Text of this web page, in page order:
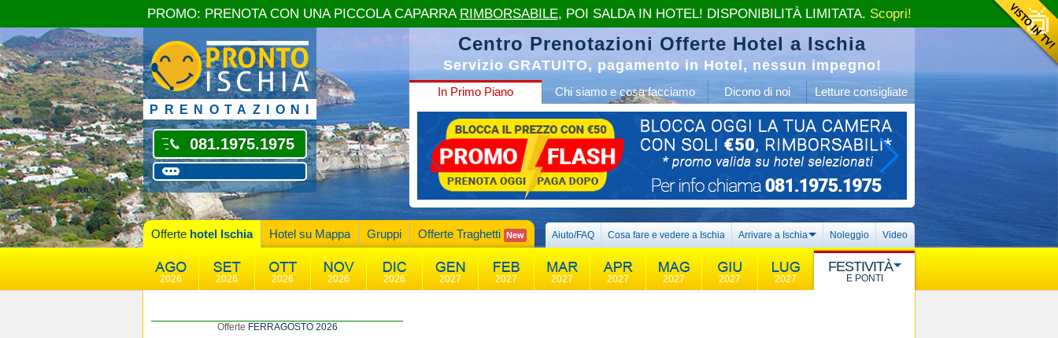
PRENOTAZIONI
081.1975.1975
Centro Prenotazioni Offerte Hotel a Ischia
Servizio GRATUITO, pagamento in Hotel, nessun impegno!
In Primo Piano Chi siamo e cosa facciamo Dicono di noi Letture consigliate
Offerte hotel Ischia Hotel su Mappa Gruppi Offerte Traghetti New Aiuto/FAQ Cosa fare e vedere a Ischia Arrivare a Ischia Noleggio Video
2026 2026 2026 2026 2026 2027 2027 2027 2027 2027 2027 2027
FESTIVITÀ
E PONTI
Offerte FERRAGOSTO 2026
PROMO: PRENOTA CON UNA PICCOLA CAPARRA RIMBORSABILE, POI SALDA IN HOTEL! DISPONIBILITÀ LIMITATA. Scopri!